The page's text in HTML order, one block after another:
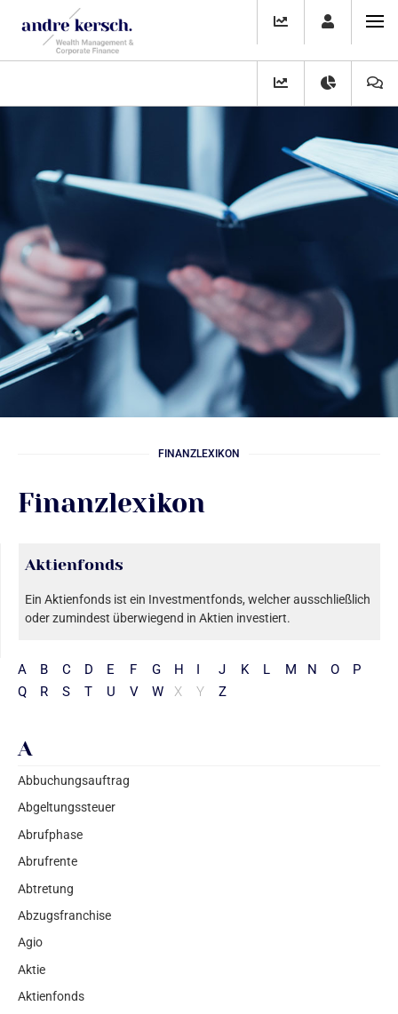
FINANZLEXIKON
Finanzlexikon
A B C D E F G H J K L M N O
P
Q
R S T U V W X Y Z
A
Abbuchungsauftrag
Abgeltungssteuer
Abrufphase
Abrufrente
Abtretung
Abzugsfranchise
Agio
Aktie
Aktienfonds
Aktienfonds
Ein Aktienfonds ist ein Investmentfonds, welcher ausschließlich
oder zumindest überwiegend in Aktien investiert.